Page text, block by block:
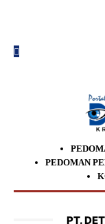
PEDOMAN
PT.